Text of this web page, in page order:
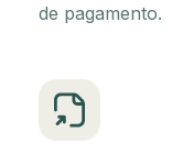
de pagamento.